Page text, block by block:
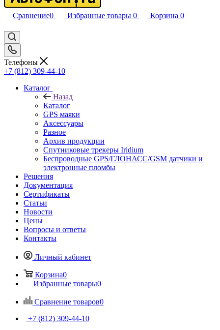
Сравнение0 Избранные товары 0 Корзина 0
Телефоны
+7 (812) 309-44-10
Каталог
Назад
Каталог
GPS маяки
Аксессуары
Разное
Архив продукции
Спутниковые трекеры Iridium
Беспроводные GPS/ГЛОНАСС/GSM датчики и
электронные пломбы
Решения
Документация
Сертификаты
Статьи
Новости
Цены
Вопросы и ответы
Контакты
Личный кабинет
Корзина0
Избранные товары0
Сравнение товаров0
+7 (812) 309-44-10